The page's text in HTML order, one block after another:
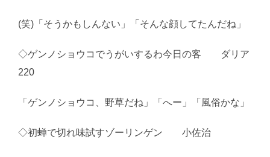
(笑)「そうかもしんない」「そんな顔してたんだね」
◇ゲンノショウコでうがいするわ今日の客 ダリア
220
「ゲンノショウコ、野草だね」「へー」「風俗かな」
◇初蝉で切れ味試すゾーリンゲン 小佐治